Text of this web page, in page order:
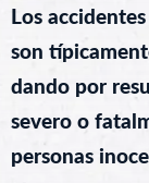
Los
son
dando por
severo o
personas